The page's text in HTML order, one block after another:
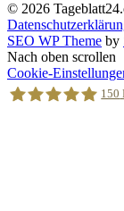
© 2026
SEO WP Theme by
Nach oben scrollen
Cookie-
150